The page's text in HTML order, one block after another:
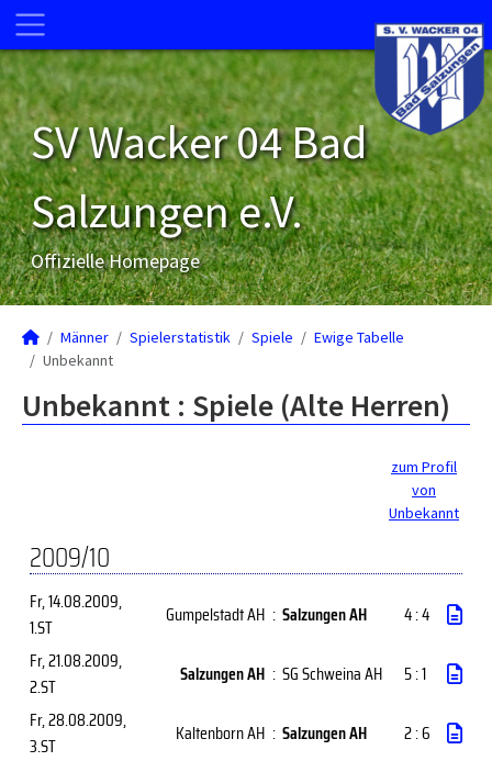
SV Wacker 04 Bad
Salzungen e.V.
Offizielle Homepage
Männer Spielerstatistik Spiele
Ewige Tabelle
Unbekannt
Unbekannt : Spiele (Alte Herren)
zum Profil
von
Unbekannt
2009/10
Fr, 14.08.2009,
1.ST
Gumpelstadt AH : Salzungen AH
4 : 4
Fr, 21.08.2009,
2.ST
Salzungen AH : SG Schweina AH
5 : 1
Fr, 28.08.2009,
3.ST
Kaltenborn AH : Salzungen AH
2 : 6